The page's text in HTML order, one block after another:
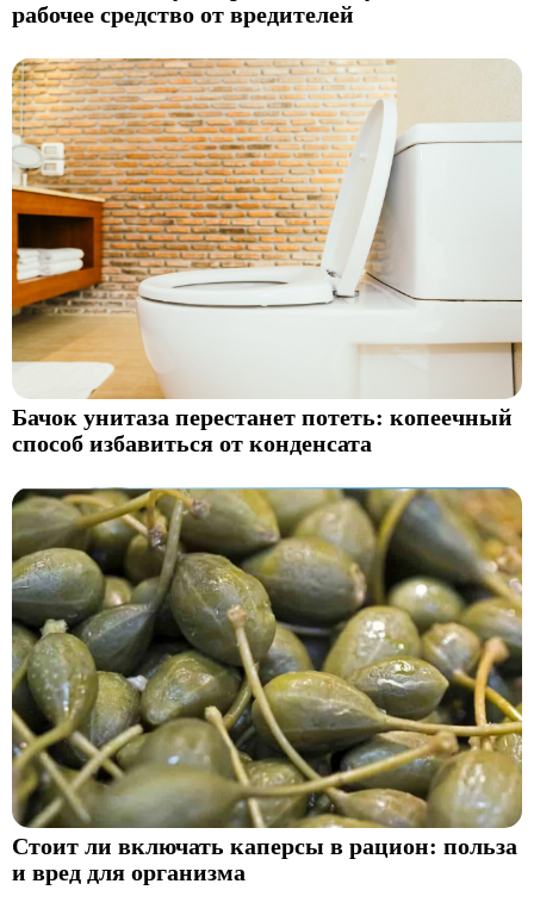
рабочее средство от вредителей
Бачок унитаза перестанет потеть: копеечный
способ избавиться от конденсата
Стоит ли включать каперсы в рацион: польза
и вред для организма